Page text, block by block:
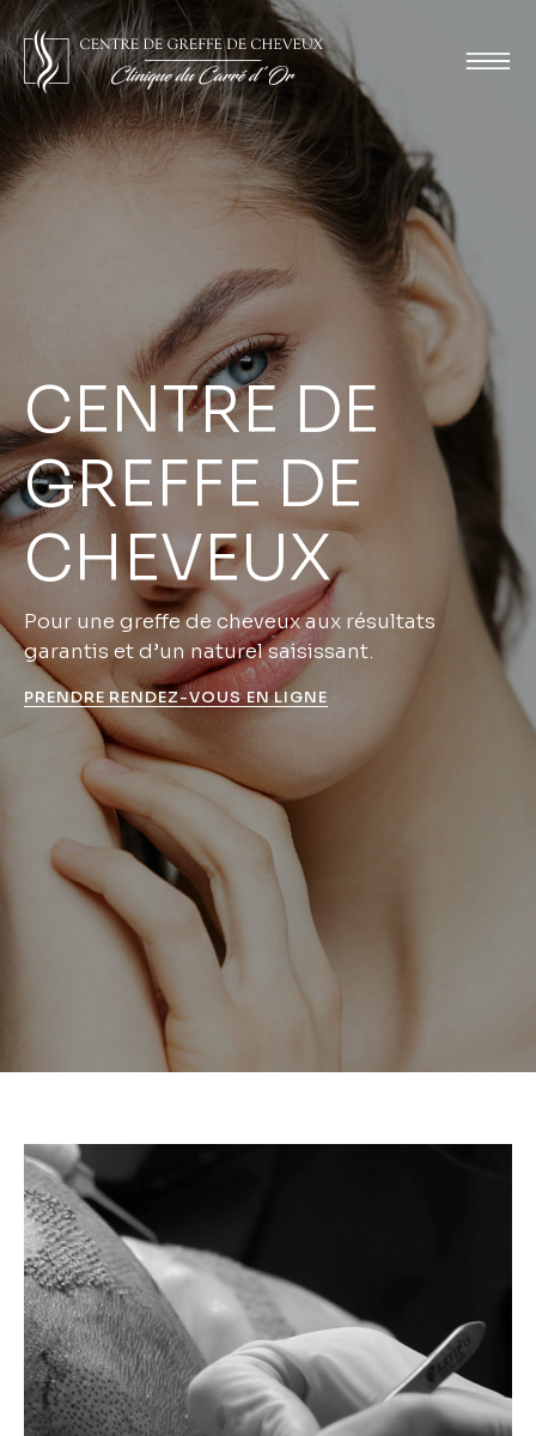
CENTRE DE
GREFFE DE
CHEVEUX
Pour une greffe de cheveux aux résultats
garantis et d’un naturel saisissant.
PRENDRE RENDEZ-VOUS EN LIGNE